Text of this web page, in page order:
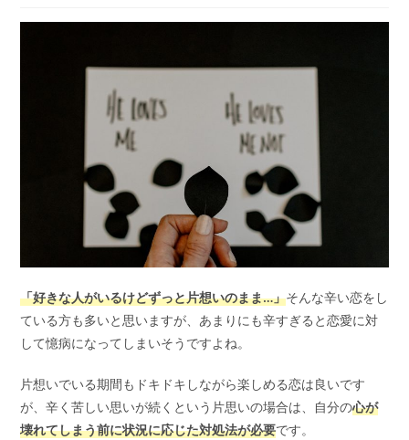
「好きな人がいるけどずっと片想いのまま…」そんな辛い恋をし
ている方も多いと思いますが、あまりにも辛すぎると恋愛に対
して憶病になってしまいそうですよね。
片想いでいる期間もドキドキしながら楽しめる恋は良いです
が、辛く苦しい思いが続くという片思いの場合は、自分の心が
壊れてしまう前に状況に応じた対処法が必要です。